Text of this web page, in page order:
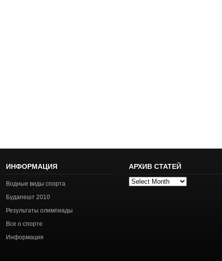
ИНФОРМАЦИЯ
Водные виды спорта
Будапешт 2010
Результаты олимпиады
Все о спорте
Информация
АРХИВ СТАТЕЙ
Архив